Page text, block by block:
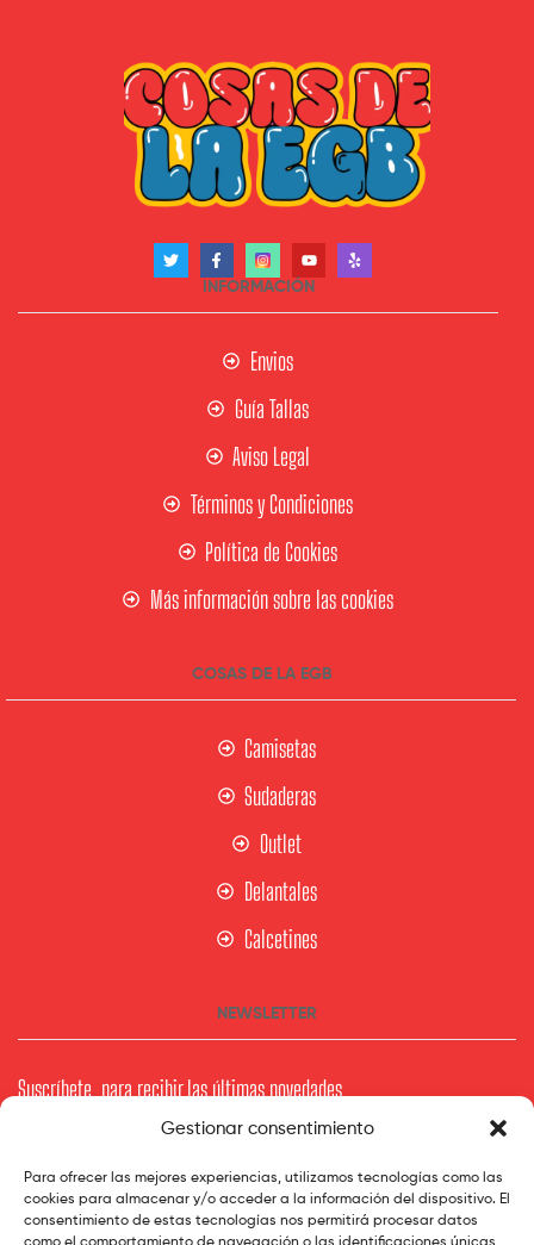
Gestionar consentimiento
Para ofrecer las mejores experiencias, utilizamos tecnologías como las
cookies para almacenar y/o acceder a la información del dispositivo. El
consentimiento de estas tecnologías nos permitirá procesar datos
como el comportamiento de navegación o las identificaciones únicas
INFORMACIÓN
Envios
Guía Tallas
Aviso Legal
Términos y Condiciones
Política de Cookies
Más información sobre las cookies
COSAS DE LA EGB
Camisetas
Sudaderas
Outlet
Delantales
Calcetines
NEWSLETTER
Suscríbete para recibir las últimas novedades